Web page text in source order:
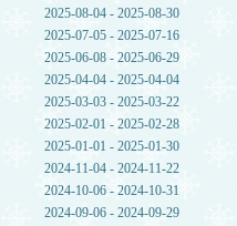
2025-08-04 - 2025-08-30
2025-07-05 - 2025-07-16
2025-06-08 - 2025-06-29
2025-04-04 - 2025-04-04
2025-03-03 - 2025-03-22
2025-02-01 - 2025-02-28
2025-01-01 - 2025-01-30
2024-11-04 - 2024-11-22
2024-10-06 - 2024-10-31
2024-09-06 - 2024-09-29